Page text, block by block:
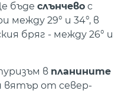
бъде слънчево с
между 29° и 34°, в
бряг - между 26° и
в планините
вятър от север-